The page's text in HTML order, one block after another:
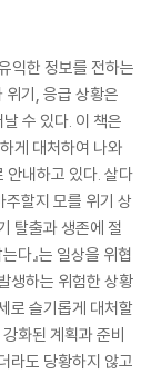
익한 정보를 전하는
위기, 응급 상황은
수 있다. 이 책은
게 대처하여 나와
안내하고 있다. 살다
할지 모를 위기 상
탈출과 생존에 절
다』는 일상을 위협
생하는 위험한 상황
로 슬기롭게 대처할
화된 계획과 준비
라도 당황하지 않고